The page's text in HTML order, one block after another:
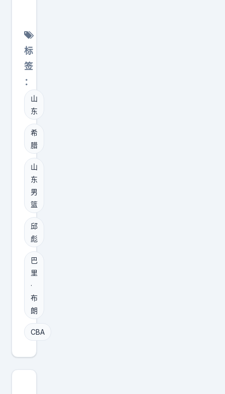
约
流
程
，
续
约
陈
盈
骏
这
名
国
手
后
卫
后
，
北
京
男
篮
可
以
体
育
媒
人
透
露
，
山
东
男
篮
和
效
力
于
希
腊
联
赛
布
里
因
・
泰
标
签
：
山
东
希
腊
山
东
男
篮
邱
彪
巴
里
·
布
朗
CBA